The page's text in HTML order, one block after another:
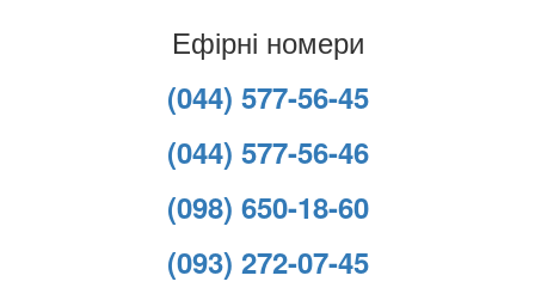
Ефірні номери
(044) 577-56-45
(044) 577-56-46
(098) 650-18-60
(093) 272-07-45